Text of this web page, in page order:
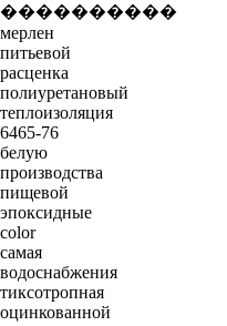
����������
мерлен
питьевой
расценка
полиуретановый
теплоизоляция
6465-76
белую
производства
пищевой
эпоксидные
color
самая
водоснабжения
тиксотропная
оцинкованной